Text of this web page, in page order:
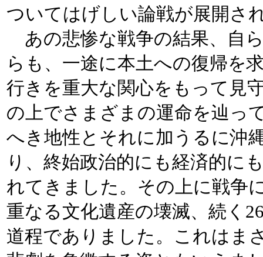
ついてはげしい論戦が展開さ
あの悲惨な戦争の結果、自
らも、一途に本土への復帰を
行きを重大な関心をもって見
の上でさまざまの運命を辿っ
へき地性とそれに加うるに沖
り、終始政治的にも経済的に
れてきました。その上に戦争
重なる文化遺産の壊滅、続く
道程でありました。これはま